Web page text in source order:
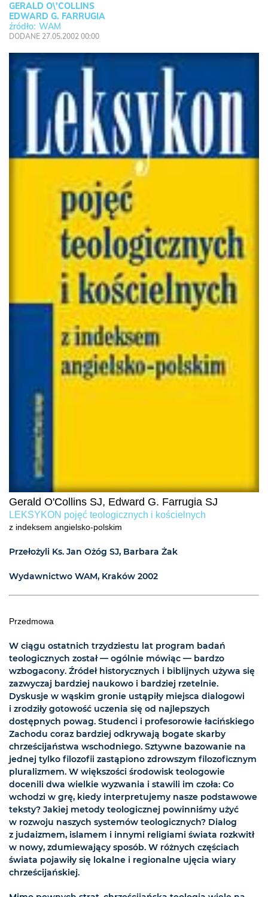
GERALD O\'COLLINS
EDWARD G. FARRUGIA
WAM
DODANE 27.05.2002 00:00
Gerald O'Collins SJ, Edward G. Farrugia SJ
LEKSYKON pojęć teologicznych i kościelnych
z indeksem angielsko-polskim
Przełożyli Ks. Jan Ożóg SJ, Barbara Żak
Wydawnictwo WAM, Kraków 2002
Przedmowa
W ciągu ostatnich trzydziestu lat program badań
teologicznych został — ogólnie mówiąc — bardzo
wzbogacony. Źródeł historycznych i biblijnych używa się
zazwyczaj bardziej naukowo i bardziej rzetelnie.
Dyskusje w wąskim gronie ustąpiły miejsca dialogowi
i zrodziły gotowość uczenia się od najlepszych
dostępnych powag. Studenci i profesorowie łacińskiego
Zachodu coraz bardziej odkrywają bogate skarby
chrześcijaństwa wschodniego. Sztywne bazowanie na
jednej tylko filozofii zastąpiono zdrowszym filozoficznym
pluralizmem. W większości środowisk teologowie
docenili dwa wielkie wyzwania i stawili im czoła: Co
wchodzi w grę, kiedy interpretujemy nasze podstawowe
teksty? Jakiej metody teologicznej powinniśmy użyć
w rozwoju naszych systemów teologicznych? Dialog
z judaizmem, islamem i innymi religiami świata rozkwitł
w nowy, zdumiewający sposób. W różnych częściach
świata pojawiły się lokalne i regionalne ujęcia wiary
chrześcijańskiej.